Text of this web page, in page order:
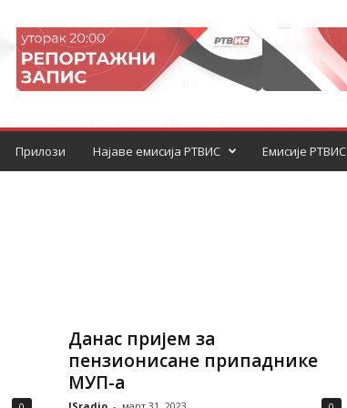
Прилози Најаве емисија РТВИС Емисије РТВИС
Данас пријем за
пензионисане припаднике
МУП-а